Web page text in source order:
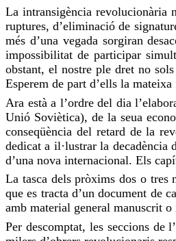
La intransigència revolucionària
ruptures, d’eliminació de
més d’una vegada sorgiran
impossibilitat de participar
obstant, el nostre ple dret no
Esperem de part d’ells la
Ara està a l’ordre del dia
Unió Soviètica), de la seua
conseqüència del retard de la
dedicat a il·lustrar la decadència
d’una nova internacional. Els
La tasca dels pròxims dos o tres
que es tracta d’un document de
amb material general manuscrit
Per descomptat, les seccions de